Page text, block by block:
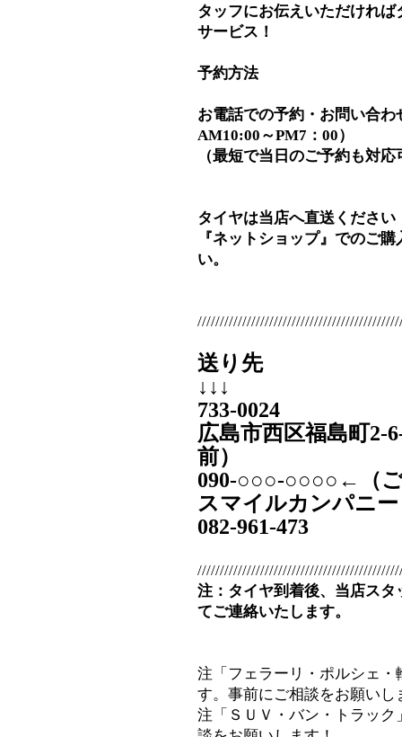
タッフにお伝えいただけれ
サービス！
予約方法
お電話での予約・お問い合
AM10:00～PM7：00）
（最短で当日のご予約も対
タイヤは当店へ直送ください
『ネットショップ』でのご
い。
送り先
↓↓↓
733-0024
広島市西区福島町
前）
090‐○○○-○○○○←（
スマイルカンパニー
082-961-473
注：タイヤ到着後、当店ス
てご連絡いたします。
注「フェラーリ・ポルシェ
す。事前にご相談をお願いし
注「ＳＵＶ・バン・トラッ